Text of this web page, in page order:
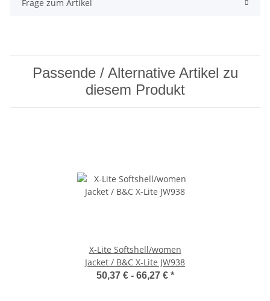
Frage zum Artikel
Passende / Alternative Artikel zu
diesem Produkt
X-Lite Softshell/women
Jacket / B&C X-Lite JW938
50,37 € - 66,27 € *